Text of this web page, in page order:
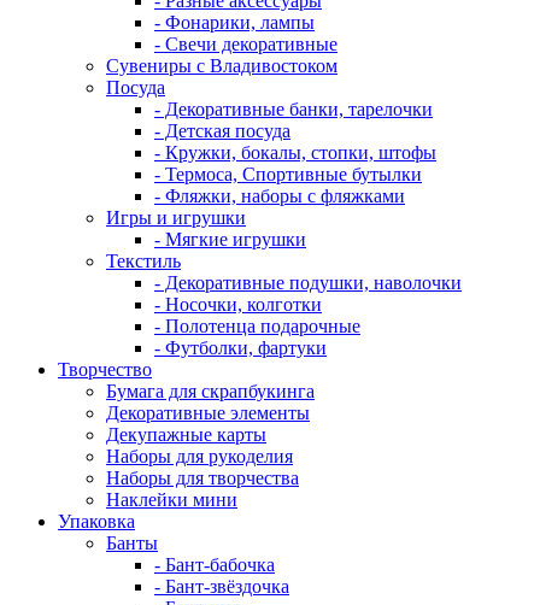
- Фонарики, лампы
- Свечи декоративные
Сувениры с Владивостоком
Посуда
- Декоративные банки, тарелочки
- Детская посуда
- Кружки, бокалы, стопки, штофы
- Термоса, Спортивные бутылки
- Фляжки, наборы с фляжками
Игры и игрушки
- Мягкие игрушки
Текстиль
- Декоративные подушки, наволочки
- Носочки, колготки
- Полотенца подарочные
- Футболки, фартуки
Творчество
Бумага для скрапбукинга
Декоративные элементы
Декупажные карты
Наборы для рукоделия
Наборы для творчества
Наклейки мини
Упаковка
Банты
- Бант-бабочка
- Бант-звёздочка